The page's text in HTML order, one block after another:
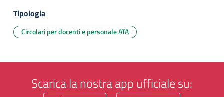
Tipologia
Circolari per docenti e personale ATA
Scarica la nostra app ufficiale su: